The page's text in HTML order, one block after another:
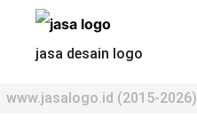
jasa desain logo
www.jasalogo.id (2015-2026)